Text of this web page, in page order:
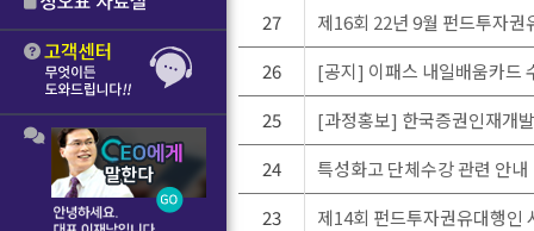
27
제16회 22년 9월 펀드투자
26
[공지] 이패스 내일배움카드
25
[과정홍보] 한국증권인재개
24
특성화고 단체수강 관련 안내
23
제14회 펀드투자권유대행인